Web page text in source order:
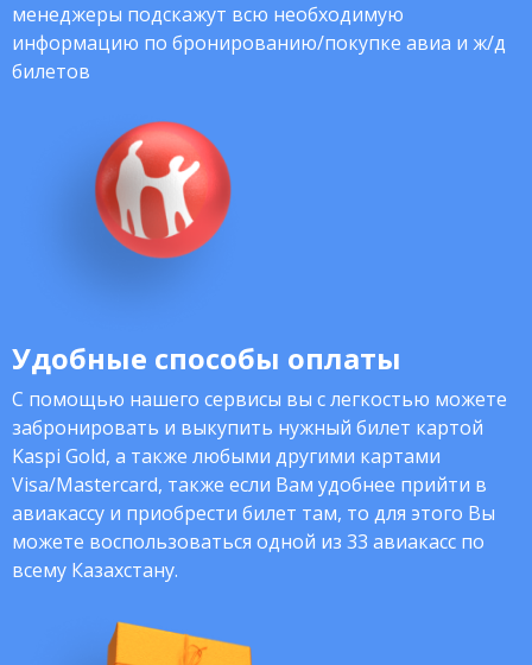
менеджеры подскажут всю необходимую
информацию по бронированию/покупке авиа и ж/д
билетов
Удобные способы оплаты
С помощью нашего сервисы вы с легкостью можете
забронировать и выкупить нужный билет картой
Kaspi Gold, а также любыми другими картами
Visa/Mastercard, также если Вам удобнее прийти в
авиакассу и приобрести билет там, то для этого Вы
можете воспользоваться одной из 33 авиакасс по
всему Казахстану.